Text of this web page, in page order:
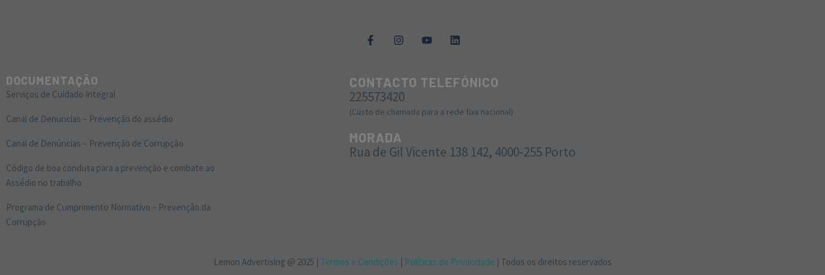
DOCUMENTAÇÃO
Serviços de Cuidado Integral
Canal de Denuncias – Prevenção do assédio
Canal de Denúncias – Prevenção de Corrupção
Código de boa conduta para a prevenção e combate ao
Assédio no trabalho
Programa de Cumprimento Normativo – Prevenção da
Corrupção
CONTACTO TELEFÓNICO
225573420
(Custo de chamada para a rede fixa nacional)
MORADA
Rua de Gil Vicente 138 142, 4000-255 Porto
Lemon Advertising @ 2025 | Termos e Condições | Políticas de Privacidade | Todos os direitos reservados